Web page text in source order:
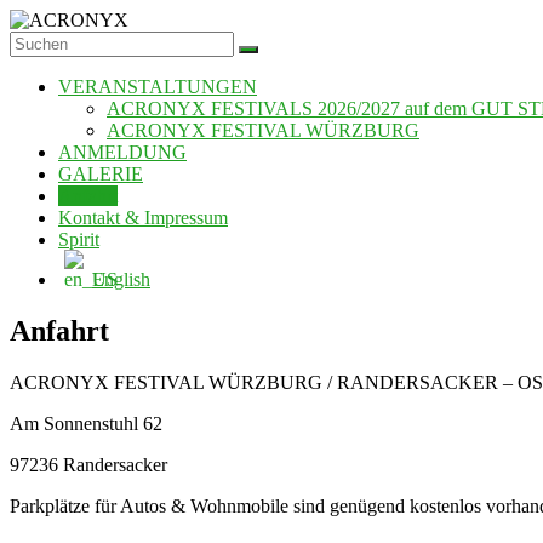
Zum
Inhalt
springen
ACRONYX
VERANSTALTUNGEN
ACRONYX FESTIVALS 2026/2027 auf dem GUT
ACRONYX FESTIVAL WÜRZBURG
ANMELDUNG
GALERIE
Kontakt & Impressum
Spirit
English
Anfahrt
ACRONYX FESTIVAL WÜRZBURG / RANDERSACKER –
Am Sonnenstuhl 62
97236 Randersacker
Parkplätze für Autos & Wohnmobile sind genügend kostenlos